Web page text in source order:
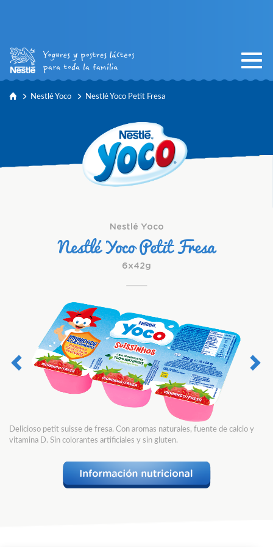
Nestlé Yoco Nestlé Yoco Petit Fresa
Nestlé Yoco
Nestlé Yoco Petit Fresa
6x42g
Delicioso petit suisse de fresa. Con aromas naturales, fuente de calcio y
vitamina D. Sin colorantes artificiales y sin gluten.